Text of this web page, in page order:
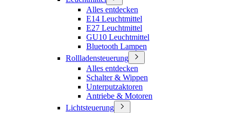
Alles entdecken
E14 Leuchtmittel
E27 Leuchtmittel
GU10 Leuchtmittel
Bluetooth Lampen
Rollladensteuerung
Alles entdecken
Schalter & Wippen
Unterputzaktoren
Antriebe & Motoren
Lichtsteuerung